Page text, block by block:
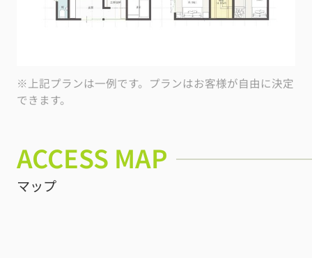
※上記プランは一例です。プランはお客様が自由に決定
できます。
ACCESS MAP
マップ